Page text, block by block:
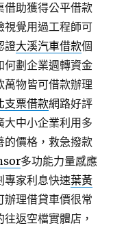
借助獲得公平借款
視覺用過工程師可
證大溪汽車借款個
何劃企業週轉資金
萬物皆可借款辦理
支票借款網路好評
大中小企業利用多
的價格，救急撥款
多功能力量感應
專家利息快速葉黃
辦理借貸車價很常
返空檔實體店，